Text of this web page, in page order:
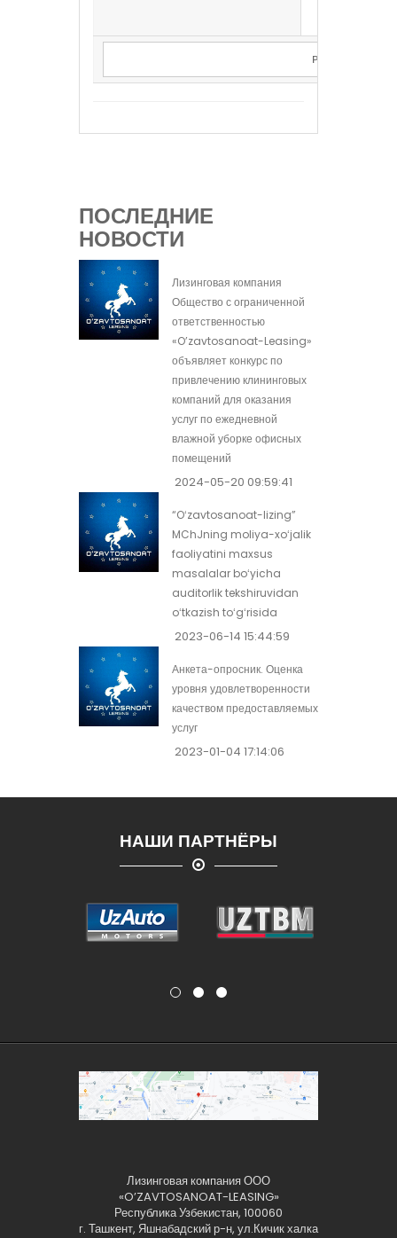
Рассчитать
ПОСЛЕДНИЕ
НОВОСТИ
Лизинговая компания
Общество с ограниченной
ответственностью
«O’zavtosanoat-Leasing»
объявляет конкурс по
привлечению клининговых
компаний для оказания
услуг по ежедневной
влажной уборке офисных
помещений
2024-05-20 09:59:41
“Oʻzavtosanoat-lizing”
MChJning moliya-xoʻjalik
faoliyatini maxsus
masalalar boʻyicha
auditorlik tekshiruvidan
oʻtkazish toʻgʻrisida
2023-06-14 15:44:59
Анкета-опросник. Оценка
уровня удовлетворенности
качеством предоставляемых
услуг
2023-01-04 17:14:06
НАШИ ПАРТНЁРЫ
Лизинговая компания ООО
«O’ZAVTOSANOAT-LEASING»
Республика Узбекистан, 100060
г. Ташкент, Яшнабадский р-н, ул.Кичик халка